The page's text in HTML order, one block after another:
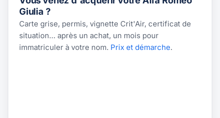
Giulia ?
Carte grise, permis, vignette Crit'Air, certificat de
situation… après un achat, un mois pour
immatriculer à votre nom. Prix et démarche.